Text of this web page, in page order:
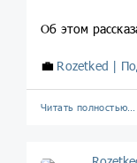
Об этом
💼 Rozetked |
Читать полностью…